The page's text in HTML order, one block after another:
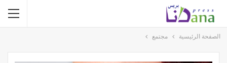
الصفحة الرئيسية مجتمع